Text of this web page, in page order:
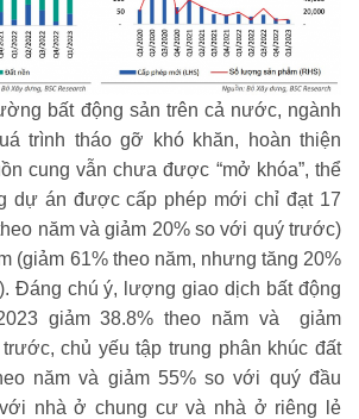
bất động sản trên cả nước, ngành
trình tháo gỡ khó khăn, hoàn thiện
cung vẫn chưa được “mở khóa”, thể
dự án được cấp phép mới chỉ đạt 17
năm và giảm 20% so với quý trước)
(giảm 61% theo năm, nhưng tăng 20%
Đáng chú ý, lượng giao dịch bất động
giảm 38.8% theo năm và giảm
chủ yếu tập trung phân khúc đất
năm và giảm 55% so với quý đầu
với nhà ở chung cư và nhà ở riêng lẻ